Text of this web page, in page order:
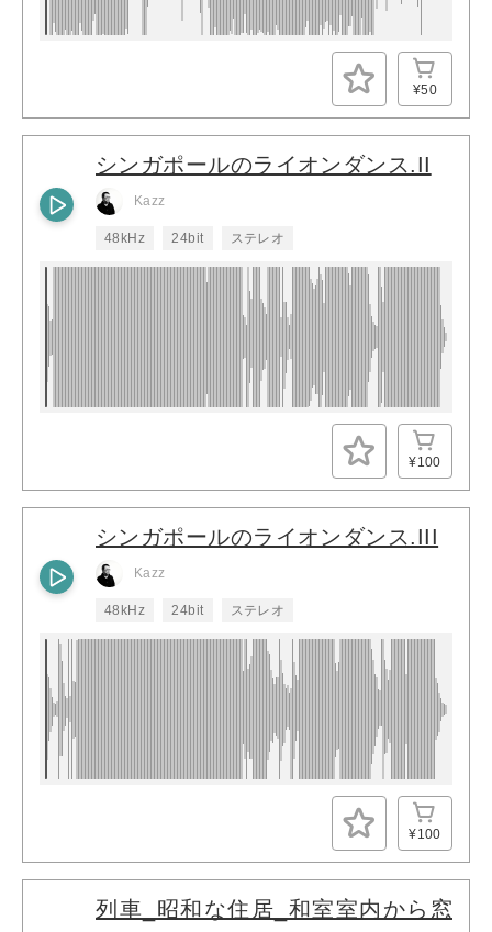
¥50
シンガポールのライオンダンス.II
Kazz
48kHz 24bit ステレオ
¥100
シンガポールのライオンダンス.III
Kazz
48kHz 24bit ステレオ
¥100
列車_昭和な住居_和室室内から窓